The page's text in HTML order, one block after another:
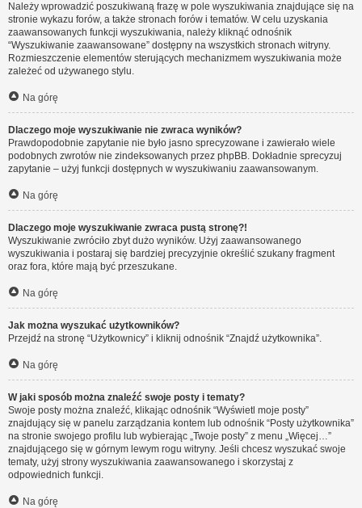
Należy wprowadzić poszukiwaną frazę w pole wyszukiwania znajdujące się na
stronie wykazu forów, a także stronach forów i tematów. W celu uzyskania
zaawansowanych funkcji wyszukiwania, należy kliknąć odnośnik
“Wyszukiwanie zaawansowane” dostępny na wszystkich stronach witryny.
Rozmieszczenie elementów sterujących mechanizmem wyszukiwania może
zależeć od używanego stylu.
Na górę
Dlaczego moje wyszukiwanie nie zwraca wyników?
Prawdopodobnie zapytanie nie było jasno sprecyzowane i zawierało wiele
podobnych zwrotów nie zindeksowanych przez phpBB. Dokładnie sprecyzuj
zapytanie – użyj funkcji dostępnych w wyszukiwaniu zaawansowanym.
Na górę
Dlaczego moje wyszukiwanie zwraca pustą stronę?!
Wyszukiwanie zwróciło zbyt dużo wyników. Użyj zaawansowanego
wyszukiwania i postaraj się bardziej precyzyjnie określić szukany fragment
oraz fora, które mają być przeszukane.
Na górę
Jak można wyszukać użytkowników?
Przejdź na stronę “Użytkownicy” i kliknij odnośnik “Znajdź użytkownika”.
Na górę
W jaki sposób można znaleźć swoje posty i tematy?
Swoje posty można znaleźć, klikając odnośnik “Wyświetl moje posty”
znajdujący się w panelu zarządzania kontem lub odnośnik “Posty użytkownika”
na stronie swojego profilu lub wybierając „Twoje posty” z menu „Więcej…”
znajdującego się w górnym lewym rogu witryny. Jeśli chcesz wyszukać swoje
tematy, użyj strony wyszukiwania zaawansowanego i skorzystaj z
odpowiednich funkcji.
Na górę